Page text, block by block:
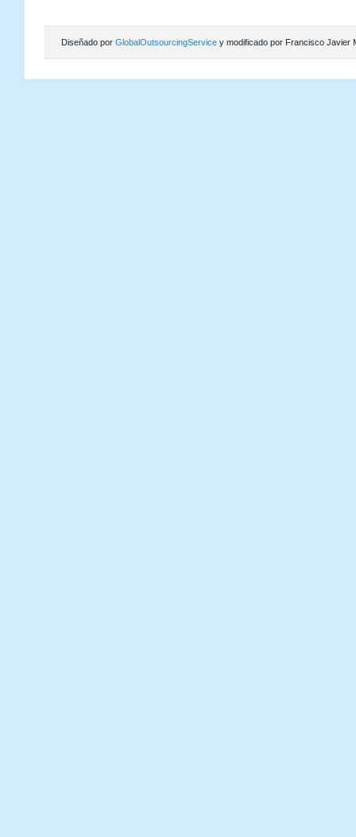
Diseñado por GlobalOutsourcingService y modificado por Francisco Javier